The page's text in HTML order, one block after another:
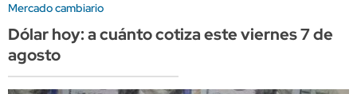
Mercado cambiario
Dólar hoy: a cuánto cotiza este viernes 7 de
agosto